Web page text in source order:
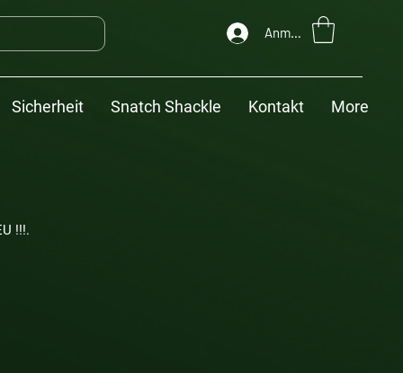
Anmelden
Sicherheit Snatch Shackle Kontakt More
!!!.